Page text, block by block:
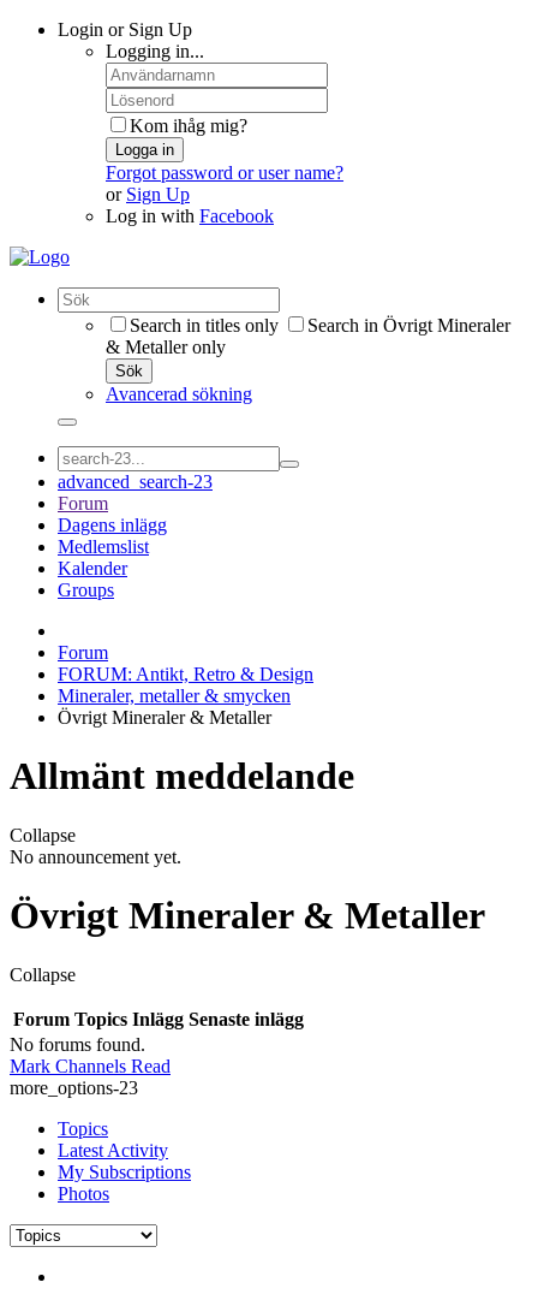
Login or Sign Up
Logging in...
Kom ihåg mig?
Logga in
Forgot password or user name?
or Sign Up
Log in with Facebook
Search in titles only
Search in Övrigt Mineraler
& Metaller only
Sök
Avancerad sökning
advanced_search-23
Forum
Dagens inlägg
Medlemslist
Kalender
Groups
Forum
FORUM: Antikt, Retro & Design
Mineraler, metaller & smycken
Övrigt Mineraler & Metaller
Allmänt meddelande
Collapse
No announcement yet.
Övrigt Mineraler & Metaller
Collapse
Forum Topics Inlägg Senaste inlägg
No forums found.
Mark Channels Read
more_options-23
Topics
Latest Activity
My Subscriptions
Photos